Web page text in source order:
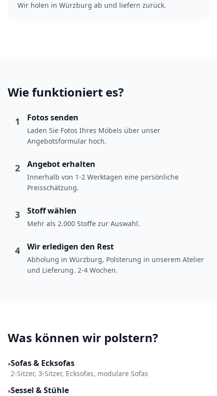
Wir holen in Würzburg ab und liefern zurück.
Wie funktioniert es?
1 Fotos senden
Laden Sie Fotos Ihres Möbels über unser
Angebotsformular hoch.
2 Angebot erhalten
Innerhalb von 1-2 Werktagen eine persönliche
Preisschätzung.
3 Stoff wählen
Mehr als 2.000 Stoffe zur Auswahl.
4 Wir erledigen den Rest
Abholung in Würzburg, Polsterung in unserem Atelier
und Lieferung. 2-4 Wochen.
Was können wir polstern?
•Sofas & Ecksofas
2-Sitzer, 3-Sitzer, Ecksofas, modulare Sofas
•Sessel & Stühle